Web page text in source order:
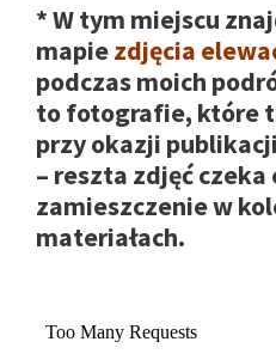
* W tym miejscu
mapiezdjęcia
podczas moich
to fotografie, które
przy okazji
– reszta zdjęć
zamieszczenie w
materiałach.